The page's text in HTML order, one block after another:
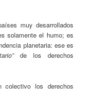
muy desarrollados
solamente el humo; es
planetaria: ese es
de los derechos
los derechos